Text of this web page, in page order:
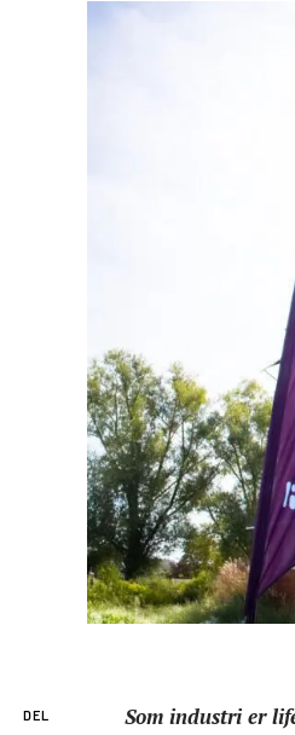
DEL
Som industri er